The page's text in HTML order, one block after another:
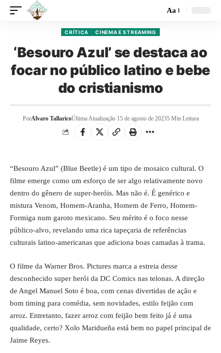
Aa
CRÍTICA CINEMA E STREAMING
‘Besouro Azul’ se destaca ao
focar no público latino e bebe
do cristianismo
PorAlvaro TallaricoÚltima Atualização 15 de agosto de 20235 Min Leitura
“Besouro Azul” (Blue Beetle) é um tipo de mosaico cultural. O
filme emerge como um esforço de ser algo relativamente novo
dentro do gênero de super-heróis. Mas não é. É genérico e
mistura Venom, Homem-Aranha, Homem de Ferro, Homem-
Formiga num garoto mexicano. Seu mérito é o foco nesse
público-alvo, revelando uma rica tapeçaria de referências
culturais latino-americanas que adiciona boas camadas à trama.
O filme da Warner Bros. Pictures marca a estreia desse
desconhecido super herói da DC Comics nas telonas. A direção
de Angel Manuel Soto é boa, com cenas divertidas de ação e
bom timing para comédia, sem novidades, estilo feijão com
arroz. Entretanto, fazer arroz com feijão bem feito já é uma
qualidade, certo? Xolo Maridueña está bem no papel principal de
Jaime Reyes.